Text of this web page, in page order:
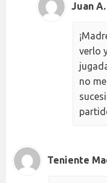
Juan A.
verlo
no
Teniente